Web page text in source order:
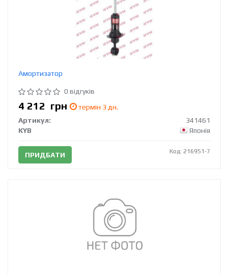
Амортизатор
0 відгуків
4 212 грн
термін 3 дн.
Артикул:
341461
KYB
Японія
ПРИДБАТИ Код: 216951-7